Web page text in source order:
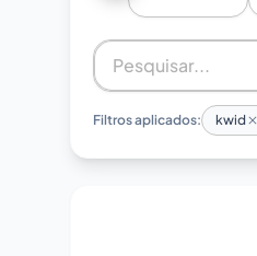
Filtros aplicados: kwid